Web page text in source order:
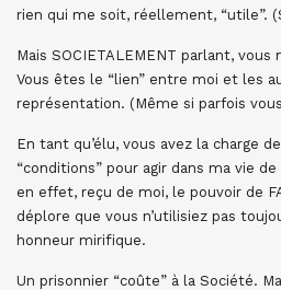
rien qui me soit, réellement, “utile”.
Mais SOCIETALEMENT parlant, vous
Vous êtes le “lien” entre moi et les
représentation. (Même si parfois
En tant qu’élu, vous avez la charge
“conditions” pour agir dans ma vie
en effet, reçu de moi, le pouvoir de
déplore que vous n’utilisiez pas
honneur mirifique.
Un prisonnier “coûte” à la Société.